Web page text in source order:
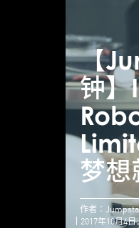
【
钟
梦想
作者：
2017年10月4日